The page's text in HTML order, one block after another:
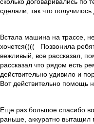
сделали, так что
Встала машина на трассе,
хочется(((( Позвонила
вежливый, все рассказал,
рассказал что рядом есть
действительно удивило и
Вот действительно помощь
Еще раз большое спасибо
раньше, аккуратно вытащил